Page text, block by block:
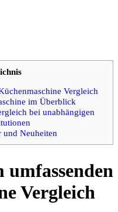
Vergleich
im Überblick
bei unabhängigen
und Neuheiten
Vergleich